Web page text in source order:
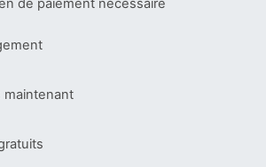
de paiement nécessaire
maintenant